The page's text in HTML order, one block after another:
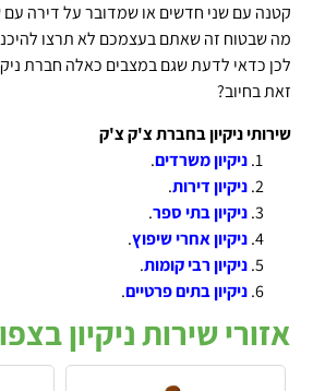
קטנה עם שני חדשים או שמדובר על דירה עם
מה שבטוח זה שאתם בעצמכם לא תרצו
לכן כדאי לדעת שגם במצבים כאלה חברת
זאת בחיוב?
שירותי ניקיון בחברת צ'ק צ'ק
ניקיון משרדים.
ניקיון דירות.
ניקיון בתי ספר.
ניקיון אחרי שיפוץ.
ניקיון רבי קומות.
ניקיון בתים פרטיים.
אזורי שירות ניקיון